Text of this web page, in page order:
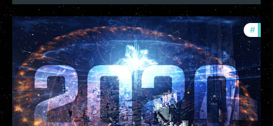
#